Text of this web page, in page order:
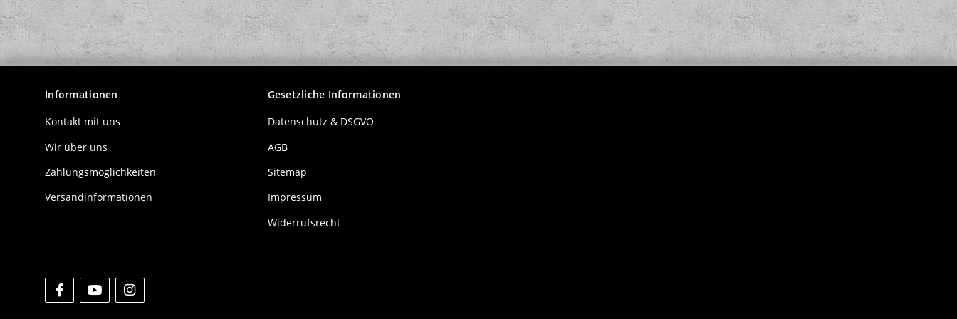
Informationen
Kontakt mit uns
Wir über uns
Zahlungsmöglichkeiten
Versandinformationen
Gesetzliche Informationen
Datenschutz & DSGVO
AGB
Sitemap
Impressum
Widerrufsrecht